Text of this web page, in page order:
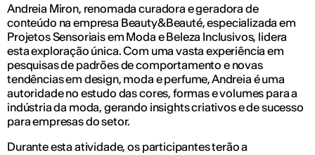
Andreia Miron, renomada curadora e geradora de
conteúdo na empresa Beauty&Beauté, especializada em
Projetos Sensoriais em Moda e Beleza Inclusivos, lidera
esta exploração única. Com uma vasta experiência em
pesquisas de padrões de comportamento e novas
tendências em design, moda e perfume, Andreia é uma
autoridade no estudo das cores, formas e volumes para a
indústria da moda, gerando insights criativos e de sucesso
para empresas do setor.
Durante esta atividade, os participantes terão a